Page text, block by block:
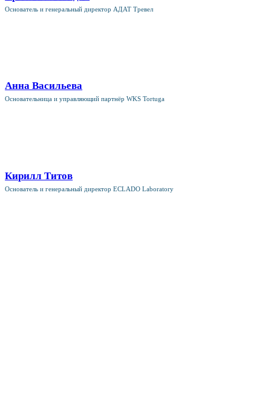
Основатель и генеральный директор AДАТ Тревел
Анна Васильева
Основательница и управляющий партнёр WKS Tortuga
Кирилл Титов
Основатель и генеральный директор ECLADO Laboratory